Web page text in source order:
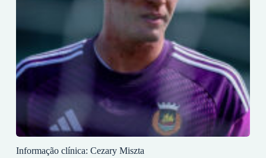
Informação clínica: Cezary Miszta